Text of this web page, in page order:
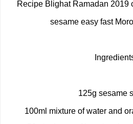
Recipe Blighat Ramadan 2019
sesame easy fast
125g sesame
100ml mixture of water and